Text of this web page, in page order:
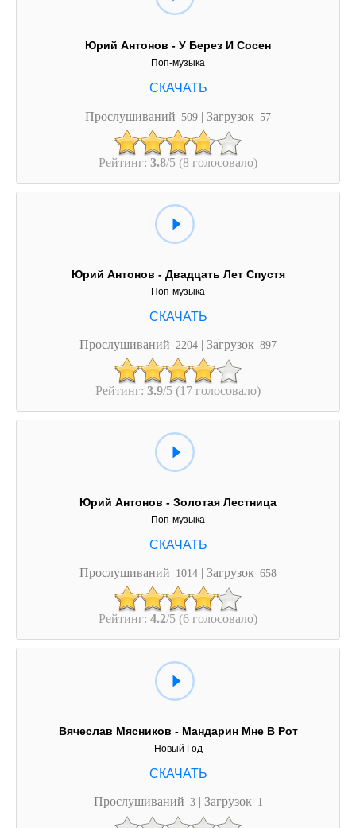
Юрий Антонов - У Берез И Сосен
Поп-музыка
Прослушиваний 509 | Загрузок 57
Рейтинг: 3.8/5 (8 голосовало)
Юрий Антонов - Двадцать Лет Спустя
Поп-музыка
Прослушиваний 2204 | Загрузок 897
Рейтинг: 3.9/5 (17 голосовало)
Юрий Антонов - Золотая Лестница
Поп-музыка
Прослушиваний 1014 | Загрузок 658
Рейтинг: 4.2/5 (6 голосовало)
Вячеслав Мясников - Мандарин Мне В Рот
Новый Год
Прослушиваний 3 | Загрузок 1